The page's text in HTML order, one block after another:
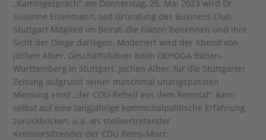
„Kamingespräch“ am Donnerstag, 25. Mai 2023 wird Dr.
Susanne Eisenmann, seit Gründung des Business Club
Stuttgart Mitglied im Beirat, die Fakten benennen und ihre
Sicht der Dinge darlegen. Moderiert wird der Abend von
Jochen Alber, Geschäftsführer beim DEHOGA Baden-
Württemberg in Stuttgart. Jochen Alber, für die Stuttgarter
Zeitung aufgrund seiner manchmal unangepassten
Meinung einst „der CDU-Rebell aus dem Remstal“, kann
selbst auf eine langjährige kommunalpolitische Erfahrung
zurückblicken, u.a. als stellvertretender
Kreisvorsitzender der CDU Rems-Murr.